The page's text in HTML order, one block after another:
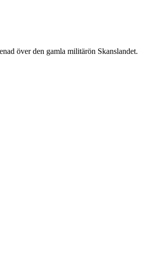
över den gamla militärön Skanslandet.